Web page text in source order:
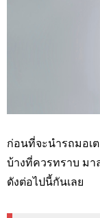
ก่อนที่จะนำรถมอเ
บ้างที่ควรทราบ ม
ดังต่อไปนี้กันเลย